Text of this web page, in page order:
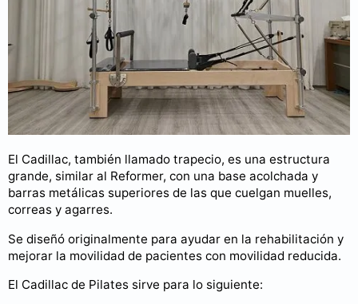
El Cadillac, también llamado trapecio, es una estructura
grande, similar al Reformer, con una base acolchada y
barras metálicas superiores de las que cuelgan muelles,
correas y agarres.
Se diseñó originalmente para ayudar en la rehabilitación y
mejorar la movilidad de pacientes con movilidad reducida.
El Cadillac de Pilates sirve para lo siguiente: